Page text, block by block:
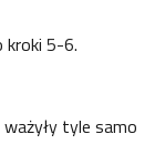
5-6.
tyle samo